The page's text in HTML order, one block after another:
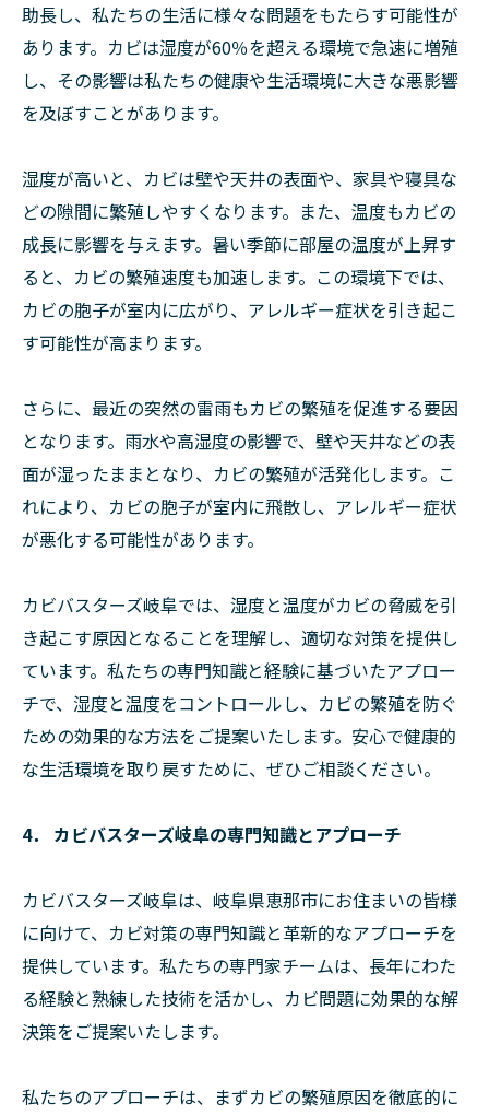
助長し、私たちの生活に様々な問題をもたらす可能性が
あります。カビは湿度が60％を超える環境で急速に増殖
し、その影響は私たちの健康や生活環境に大きな悪影響
を及ぼすことがあります。
湿度が高いと、カビは壁や天井の表面や、家具や寝具な
どの隙間に繁殖しやすくなります。また、温度もカビの
成長に影響を与えます。暑い季節に部屋の温度が上昇す
ると、カビの繁殖速度も加速します。この環境下では、
カビの胞子が室内に広がり、アレルギー症状を引き起こ
す可能性が高まります。
さらに、最近の突然の雷雨もカビの繁殖を促進する要因
となります。雨水や高湿度の影響で、壁や天井などの表
面が湿ったままとなり、カビの繁殖が活発化します。こ
れにより、カビの胞子が室内に飛散し、アレルギー症状
が悪化する可能性があります。
カビバスターズ岐阜では、湿度と温度がカビの脅威を引
き起こす原因となることを理解し、適切な対策を提供し
ています。私たちの専門知識と経験に基づいたアプロー
チで、湿度と温度をコントロールし、カビの繁殖を防ぐ
ための効果的な方法をご提案いたします。安心で健康的
な生活環境を取り戻すために、ぜひご相談ください。
4． カビバスターズ岐阜の専門知識とアプローチ
カビバスターズ岐阜は、岐阜県恵那市にお住まいの皆様
に向けて、カビ対策の専門知識と革新的なアプローチを
提供しています。私たちの専門家チームは、長年にわた
る経験と熟練した技術を活かし、カビ問題に効果的な解
決策をご提案いたします。
私たちのアプローチは、まずカビの繁殖原因を徹底的に